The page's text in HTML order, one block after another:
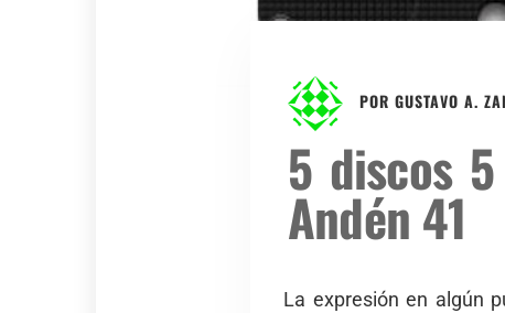
POR GUSTAVO A.
5 discos
Andén 41
La expresión en algún